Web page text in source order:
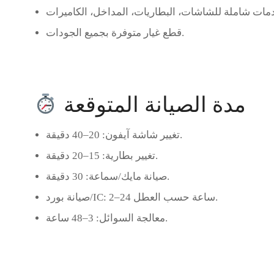
قطع غيار متوفرة بجميع الجودات.
مدة الصيانة المتوقعة
تغيير شاشة آيفون: 20–40 دقيقة.
تغيير بطارية: 15–20 دقيقة.
صيانة مايك/سماعة: 30 دقيقة.
صيانة بورد/IC: 2–24 ساعة حسب العطل.
معالجة السوائل: 3–48 ساعة.